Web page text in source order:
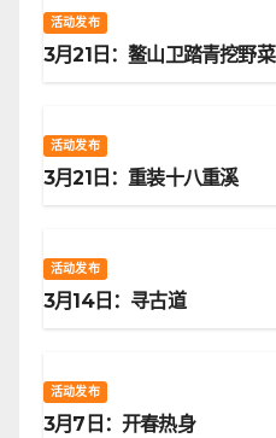
活动发布
3月21日：鳌山卫踏青挖野菜
活动发布
3月21日：重装十八重溪
活动发布
3月14日：寻古道
活动发布
3月7日：开春热身